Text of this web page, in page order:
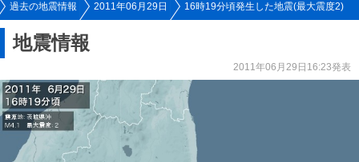
過去の地震情報 2011年06月29日 16時19分頃発生した地震(最大震度2)
地震情報
2011年06月29日16:23発表